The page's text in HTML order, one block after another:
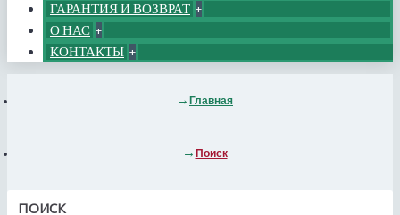
ГАРАНТИЯ И ВОЗВРАТ +
О НАС +
КОНТАКТЫ +
Главная
Поиск
ПОИСК